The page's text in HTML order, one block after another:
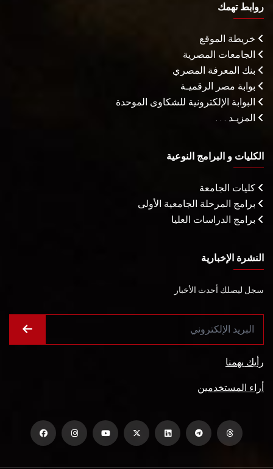
روابط تهمك
خريطة الموقع
الجامعات المصرية
بنك المعرفة المصري
بوابة مصر الرقميـة
البوابة الإلكترونية للشكاوى الموحدة
المزيـد . . .
الكليات و البرامج النوعية
كليات الجامعة
برامج المرحلة الجامعية الأولى
برامج الدراسات العليا
النشرة الإخبارية
سجل ليصلك أحدث الأخبار
رأيك يهمنا
أراء المستخدمين